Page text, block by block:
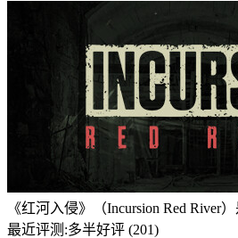
《红河入侵》（Incursion Red
最近评测:多半好评 (201)